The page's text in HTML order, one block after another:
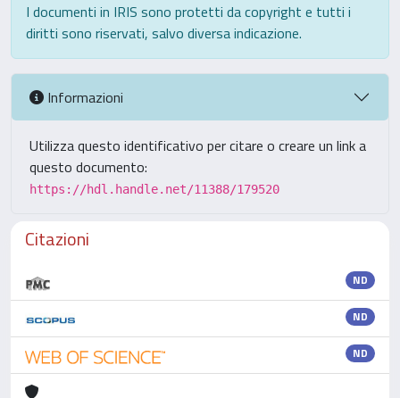
I documenti in IRIS sono protetti da copyright e tutti i
diritti sono riservati, salvo diversa indicazione.
Informazioni
Utilizza questo identificativo per citare o creare un link a
questo documento:
https://hdl.handle.net/11388/179520
Citazioni
ND
ND
ND